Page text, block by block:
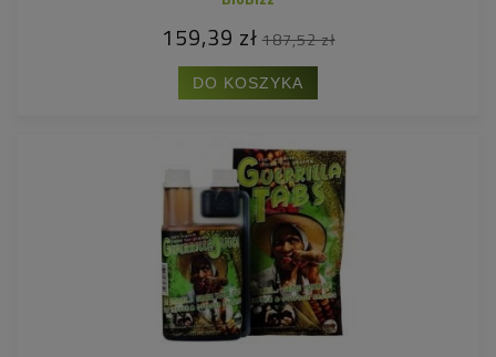
159,39 zł 187,52 zł
DO KOSZYKA